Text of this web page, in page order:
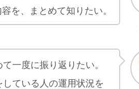
を、まとめて知りたい。
一度に振り返りたい。
ている人の運用状況を